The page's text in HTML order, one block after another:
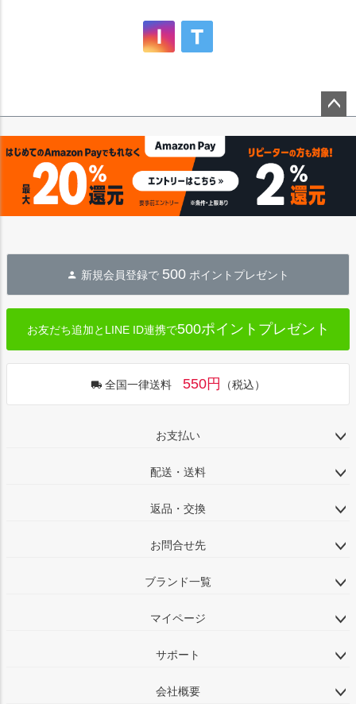
ップ
新規会員登録で 500 ポイントプレゼント
お友だち追加とLINE ID連携で500ポイントプレゼント
全国一律送料 550円 （税込）
お支払い
配送・送料
返品・交換
お問合せ先
ブランド一覧
マイページ
サポート
会社概要